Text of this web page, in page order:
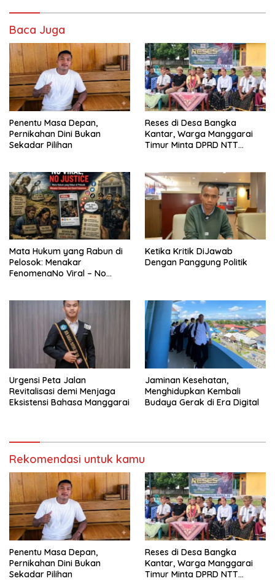
Baca Juga
Penentu Masa Depan,
Pernikahan Dini Bukan
Sekadar Pilihan
Reses di Desa Bangka
Kantar, Warga Manggarai
Timur Minta DPRD NTT
Bersubsidi Bagi Penunggak
Pajak
Mata Hukum yang Rabun di
Pelosok: Menakar
FenomenaNo Viral – No
Ketika Kritik DiJawab
Dengan Panggung Politik
Urgensi Peta Jalan
Revitalisasi demi Menjaga
Eksistensi Bahasa Manggarai
Jaminan Kesehatan,
Menghidupkan Kembali
Budaya Gerak di Era Digital
Rekomendasi untuk kamu
Penentu Masa Depan,
Pernikahan Dini Bukan
Sekadar Pilihan
Reses di Desa Bangka
Kantar, Warga Manggarai
Timur Minta DPRD NTT